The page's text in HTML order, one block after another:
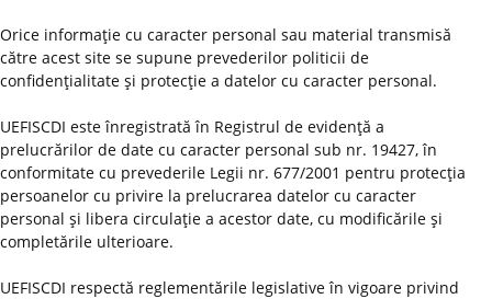
Orice informaţie cu caracter personal sau material transmisă
către acest site se supune prevederilor politicii de
confidenţialitate şi protecţie a datelor cu caracter personal.
UEFISCDI este înregistrată în Registrul de evidenţă a
prelucrărilor de date cu caracter personal sub nr. 19427, în
conformitate cu prevederile Legii nr. 677/2001 pentru protecţia
persoanelor cu privire la prelucrarea datelor cu caracter
personal şi libera circulaţie a acestor date, cu modificările şi
completările ulterioare.
UEFISCDI respectă reglementările legislative în vigoare privind